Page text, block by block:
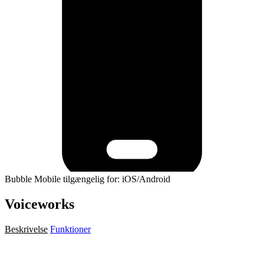
Bubble Mobile tilgængelig for: iOS/Android
Voiceworks
Beskrivelse Funktioner